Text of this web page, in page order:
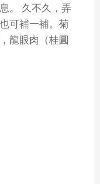
。 久不久，弄
可補一補。菊
龍眼肉（桂圓